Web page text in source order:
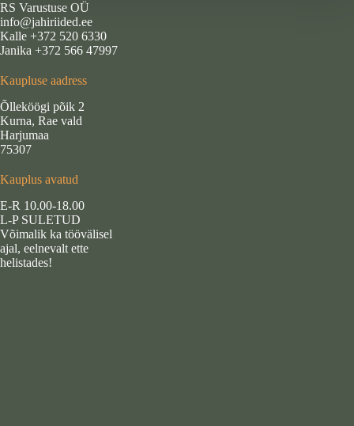
RS Varustuse OÜ
info@jahiriided.ee
Kalle +372 520 6330
Janika +372 566 47997
Kaupluse aadress
Õlleköögi põik 2
Kurna, Rae vald
Harjumaa
75307
Kauplus avatud
E-R 10.00-18.00
L-P SULETUD
Võimalik ka töövälisel
ajal, eelnevalt ette
helistades!